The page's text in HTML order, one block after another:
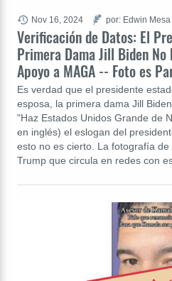
Verificación de Datos: El
Primera Dama Jill Biden
Apoyo a MAGA -- Foto es
Es verdad que el presidente
esposa, la primera dama Jill
"Haz Estados Unidos Grande de
en inglés) el eslogan del
esto no es cierto. La fotografía
Trump que circula en redes con
Nov 16, 2024 por: Edwin Mesa